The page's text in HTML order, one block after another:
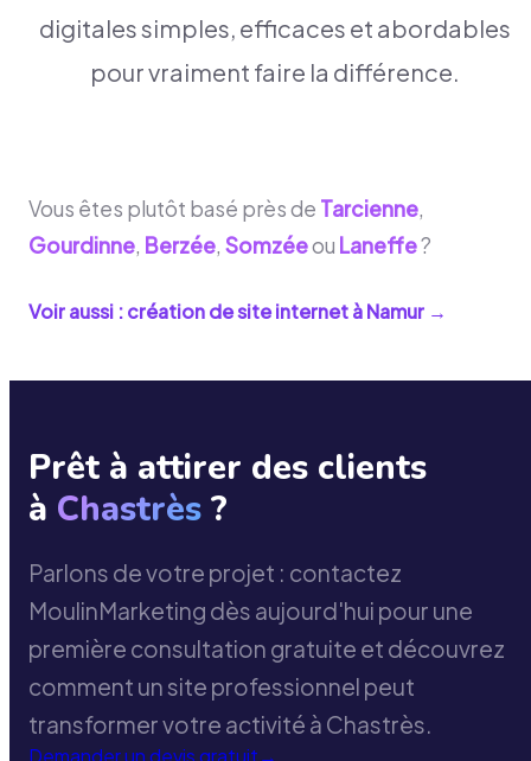
digitales simples, efficaces et abordables
pour vraiment faire la différence.
Vous êtes plutôt basé près de Tarcienne,
Gourdinne, Berzée, Somzéeou Laneffe?
Voir aussi : création de site internet àNamur →
Prêt à attirer des clients
à Chastrès ?
Parlons de votre projet : contactez
MoulinMarketing dès aujourd'hui pour une
première consultation gratuite et découvrez
comment un site professionnel peut
transformer votre activité à Chastrès.
Demander un devis gratuit→